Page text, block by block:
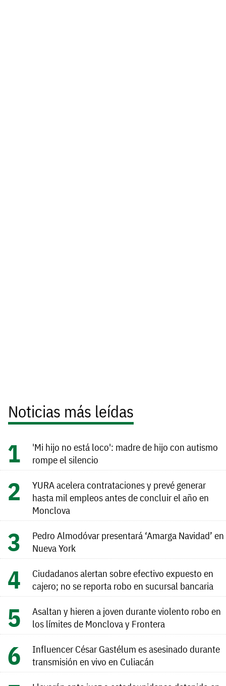
Noticias más leídas
'Mi hijo no está loco': madre de hijo con autismo
rompe el silencio
YURA acelera contrataciones y prevé generar
hasta mil empleos antes de concluir el año en
Monclova
Pedro Almodóvar presentará ‘Amarga Navidad’ en
Nueva York
Ciudadanos alertan sobre efectivo expuesto en
cajero; no se reporta robo en sucursal bancaria
Asaltan y hieren a joven durante violento robo en
los límites de Monclova y Frontera
Influencer César Gastélum es asesinado durante
transmisión en vivo en Culiacán